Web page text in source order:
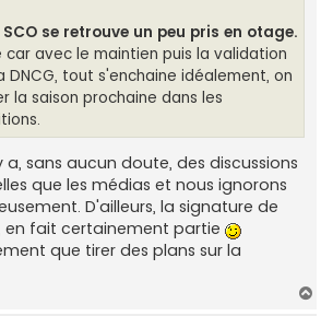
SCO se retrouve un peu pris en otage.
avec le maintien puis la validation
DNCG, tout s'enchaine idéalement, on
la saison prochaine dans les
a, sans aucun doute, des discussions
que les médias et nous ignorons
D'ailleurs, la signature de
en fait certainement partie
que tirer des plans sur la